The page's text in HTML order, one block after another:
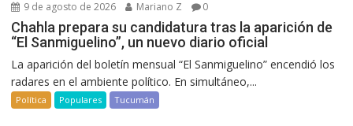
9 de agosto de 2026 Mariano Z 0
Chahla prepara su candidatura tras la aparición de
“El Sanmiguelino”, un nuevo diario oficial
La aparición del boletín mensual “El Sanmiguelino” encendió los
radares en el ambiente político. En simultáneo,...
Política Populares Tucumán